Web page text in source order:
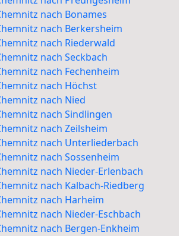
nach Bonames
nach Berkersheim
nach Riederwald
nach Seckbach
nach Fechenheim
nach Höchst
nach Nied
nach Sindlingen
nach Zeilsheim
nach Unterliederbach
nach Sossenheim
nach Nieder-Erlenbach
nach Kalbach-Riedberg
nach Harheim
nach Nieder-Eschbach
nach Bergen-Enkheim